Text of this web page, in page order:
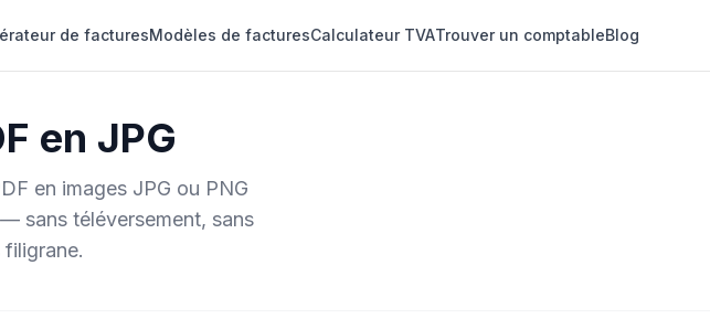
de facturesModèles de facturesCalculateur TVATrouver un comptableBlog
en JPG
en images JPG ou PNG
sans téléversement, sans